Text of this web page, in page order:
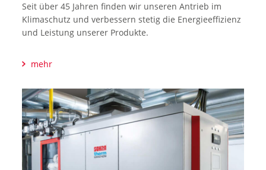
Seit über 45 Jahren finden wir unseren Antrieb im
Klimaschutz und verbessern stetig die Energieeffizienz
und Leistung unserer Produkte.
mehr